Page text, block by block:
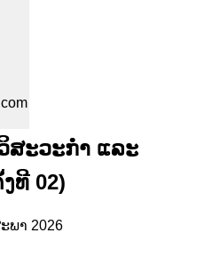
ສະວະກຳ ແລະ
ທີ 02)
ພາ 2026